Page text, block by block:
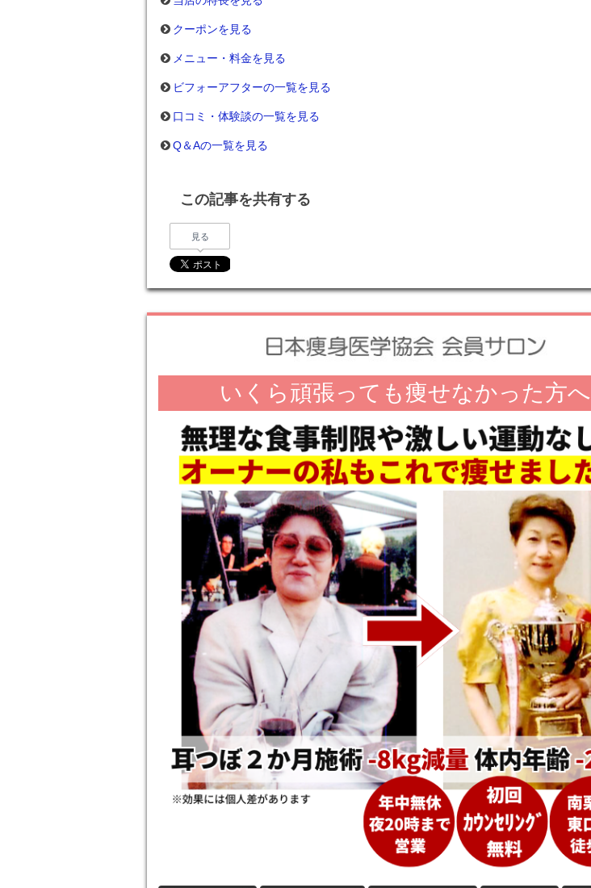
クーポンを見る
メニュー・料金を見る
ビフォーアフターの一覧を見る
口コミ・体験談の一覧を見る
Q＆Aの一覧を見る
この記事を共有する
見る
いくら頑張っても痩せなかった方へ